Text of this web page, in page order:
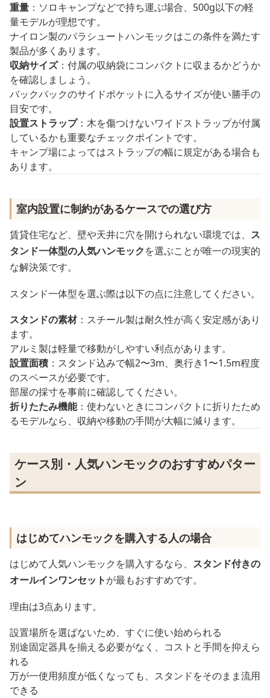
重量 ：ソロキャンプなどで持ち運ぶ場合、500g以下の軽
量モデルが理想です。
ナイロン製のパラシュートハンモックはこの条件を満たす
製品が多くあります。
収納サイズ：付属の収納袋にコンパクトに収まるかどうか
を確認しましょう。
バックパックのサイドポケットに入るサイズが使い勝手の
目安です。
設置ストラップ：木を傷つけないワイドストラップが付属
しているかも重要なチェックポイントです。
キャンプ場によってはストラップの幅に規定がある場合も
あります。
室内設置に制約があるケースでの選び方
賃貸住宅など、壁や天井に穴を開けられない環境では、 ス
タンド一体型の人気ハンモックを選ぶことが唯一の現実的
な解決策です。
スタンド一体型を選ぶ際は以下の点に注意してください。
スタンドの素材：スチール製は耐久性が高く安定感があり
ます。
アルミ製は軽量で移動がしやすい利点があります。
設置面積 ：スタンド込みで幅2〜3m、奥行き1〜1.5m程度
のスペースが必要です。
部屋の採寸を事前に確認してください。
折りたたみ機能：使わないときにコンパクトに折りたため
るモデルなら、収納や移動の手間が大幅に減ります。
ケース別・人気ハンモックのおすすめパター
ン
はじめてハンモックを購入する人の場合
はじめて人気ハンモックを購入するなら、 スタンド付きの
オールインワンセットが最もおすすめです。
理由は3点あります。
設置場所を選ばないため、すぐに使い始められる
別途固定器具を揃える必要がなく、コストと手間を抑えら
れる
万が一使用頻度が低くなっても、スタンドをそのまま流用
できる